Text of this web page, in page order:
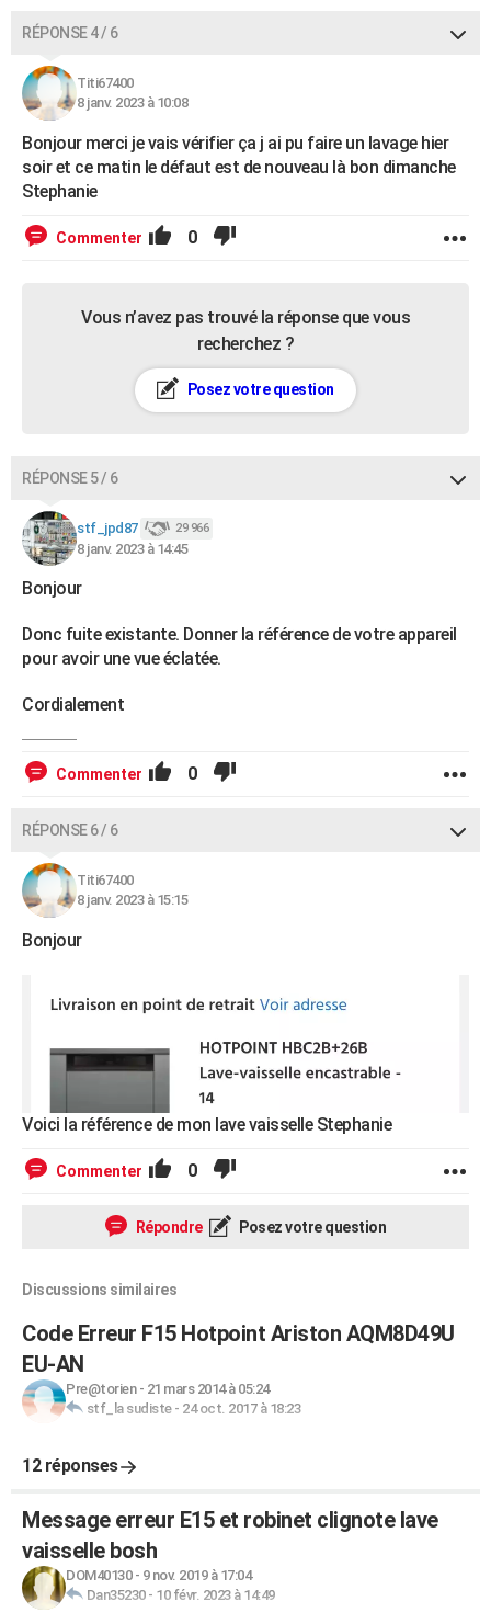
RÉPONSE 4 / 6
Titi67400
8 janv. 2023 à 10:08
Bonjour merci je vais vérifier ça j ai pu faire un lavage hier
soir et ce matin le défaut est de nouveau là bon dimanche
Stephanie
Commenter 0
Vous n’avez pas trouvé la réponse que vous
recherchez ?
Posez votre question
RÉPONSE 5 / 6
stf_jpd87 29 966
8 janv. 2023 à 14:45
Bonjour
Donc fuite existante. Donner la référence de votre appareil
pour avoir une vue éclatée.
Cordialement
Commenter 0
RÉPONSE 6 / 6
Titi67400
8 janv. 2023 à 15:15
Bonjour
Voici la référence de mon lave vaisselle Stephanie
Commenter 0
Répondre Posez votre question
Discussions similaires
Code Erreur F15 Hotpoint Ariston AQM8D49U
EU-AN
Pre@torien- 21 mars 2014 à 05:24
stf_la sudiste- 24 oct. 2017 à 18:23
12 réponses
Message erreur E15 et robinet clignote lave
vaisselle bosh
DOM40130- 9 nov. 2019 à 17:04
Dan35230- 10 févr. 2023 à 14:49